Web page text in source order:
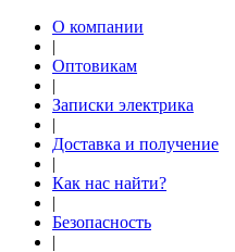
О компании
|
Оптовикам
|
Записки электрика
|
Доставка и получение
|
Как нас найти?
|
Безопасность
|